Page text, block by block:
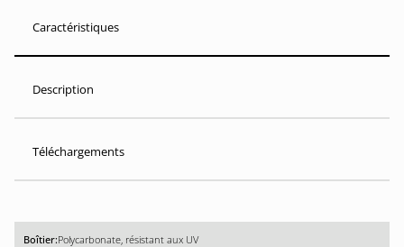
Caractéristiques
Description
Téléchargements
Polycarbonate, résistant aux UV